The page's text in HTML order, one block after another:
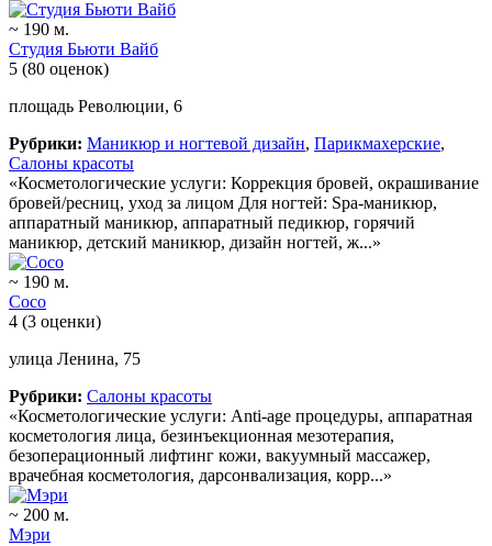
~ 190 м.
Студия Бьюти Вайб
5 (80 оценок)
площадь Революции, 6
Рубрики: Маникюр и ногтевой дизайн, Парикмахерские,
Салоны красоты
«Косметологические услуги: Коррекция бровей, окрашивание
бровей/ресниц, уход за лицом Для ногтей: Spa-маникюр,
аппаратный маникюр, аппаратный педикюр, горячий
маникюр, детский маникюр, дизайн ногтей, ж...»
~ 190 м.
Coco
4 (3 оценки)
улица Ленина, 75
Рубрики: Салоны красоты
«Косметологические услуги: Anti-age процедуры, аппаратная
косметология лица, безинъекционная мезотерапия,
безоперационный лифтинг кожи, вакуумный массажер,
врачебная косметология, дарсонвализация, корр...»
~ 200 м.
Мэри